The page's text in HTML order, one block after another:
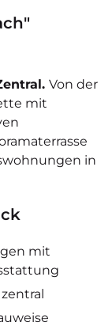
Von der
mit
in
mit